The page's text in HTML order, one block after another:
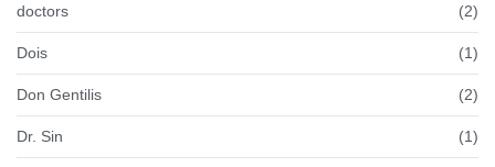
doctors (2)
Dois (1)
Don Gentilis (2)
Dr. Sin (1)